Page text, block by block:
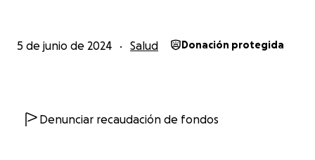
5 de junio de 2024 Salud Donación protegida
Denunciar recaudación de fondos